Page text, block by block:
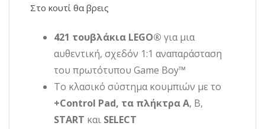
Στο κουτί θα βρεις
421 τουβλάκια LEGO® για μια
αυθεντική, σχεδόν 1:1 αναπαράσταση
του πρωτότυπου Game Boy™
Το κλασικό σύστημα κουμπιών με το
+Control Pad, τα πλήκτρα A, B,
START και SELECT